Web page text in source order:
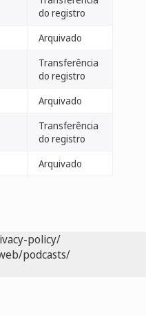
do registro
Arquivado
Transferência
do registro
Arquivado
Transferência
do registro
Arquivado
policy/
podcasts/